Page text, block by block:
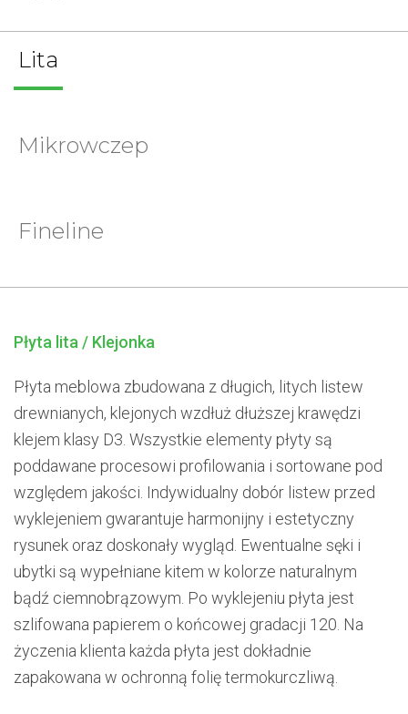
Lita
Mikrowczep
Fineline
Płyta lita / Klejonka
Płyta meblowa zbudowana z długich, litych listew
drewnianych, klejonych wzdłuż dłuższej krawędzi
klejem klasy D3. Wszystkie elementy płyty są
poddawane procesowi profilowania i sortowane pod
względem jakości. Indywidualny dobór listew przed
wyklejeniem gwarantuje harmonijny i estetyczny
rysunek oraz doskonały wygląd. Ewentualne sęki i
ubytki są wypełniane kitem w kolorze naturalnym
bądź ciemnobrązowym. Po wyklejeniu płyta jest
szlifowana papierem o końcowej gradacji 120. Na
życzenia klienta każda płyta jest dokładnie
zapakowana w ochronną folię termokurczliwą.